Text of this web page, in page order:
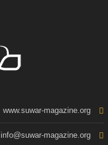
www.suwar-magazine.org
info@suwar-magazine.org